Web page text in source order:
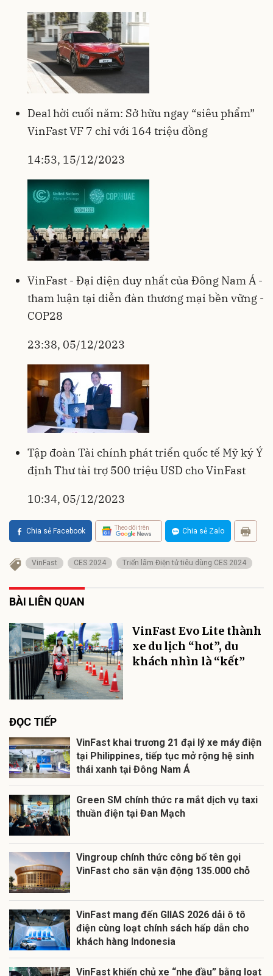
Deal hời cuối năm: Sở hữu ngay “siêu phẩm”
VinFast VF 7 chỉ với 164 triệu đồng
14:53, 15/12/2023
VinFast - Đại diện duy nhất của Đông Nam Á -
tham luận tại diễn đàn thương mại bền vững -
COP28
23:38, 05/12/2023
Tập đoàn Tài chính phát triển quốc tế Mỹ ký Ý
định Thư tài trợ 500 triệu USD cho VinFast
10:34, 05/12/2023
Chia sẻ Facebook Theo dõi trên Chia sẻ Zalo
VinFast CES 2024 Triển lãm Điện tử tiêu dùng CES 2024
BÀI LIÊN QUAN
VinFast Evo Lite thành
xe du lịch “hot”, du
khách nhìn là “kết”
ĐỌC TIẾP
VinFast khai trương 21 đại lý xe máy điện
tại Philippines, tiếp tục mở rộng hệ sinh
thái xanh tại Đông Nam Á
Green SM chính thức ra mắt dịch vụ taxi
thuần điện tại Đan Mạch
Vingroup chính thức công bố tên gọi
VinFast cho sân vận động 135.000 chỗ
VinFast mang đến GIIAS 2026 dải ô tô
điện cùng loạt chính sách hấp dẫn cho
khách hàng Indonesia
VinFast khiến chủ xe “nhẹ đầu” bằng loạt